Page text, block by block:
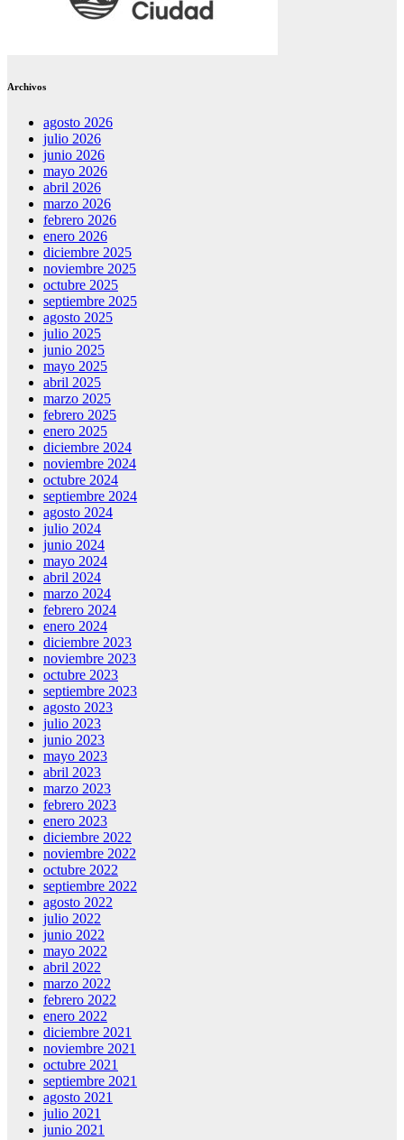
Archivos
agosto 2026
julio 2026
junio 2026
mayo 2026
abril 2026
marzo 2026
febrero 2026
enero 2026
diciembre 2025
noviembre 2025
octubre 2025
septiembre 2025
agosto 2025
julio 2025
junio 2025
mayo 2025
abril 2025
marzo 2025
febrero 2025
enero 2025
diciembre 2024
noviembre 2024
octubre 2024
septiembre 2024
agosto 2024
julio 2024
junio 2024
mayo 2024
abril 2024
marzo 2024
febrero 2024
enero 2024
diciembre 2023
noviembre 2023
octubre 2023
septiembre 2023
agosto 2023
julio 2023
junio 2023
mayo 2023
abril 2023
marzo 2023
febrero 2023
enero 2023
diciembre 2022
noviembre 2022
octubre 2022
septiembre 2022
agosto 2022
julio 2022
junio 2022
mayo 2022
abril 2022
marzo 2022
febrero 2022
enero 2022
diciembre 2021
noviembre 2021
octubre 2021
septiembre 2021
agosto 2021
julio 2021
junio 2021